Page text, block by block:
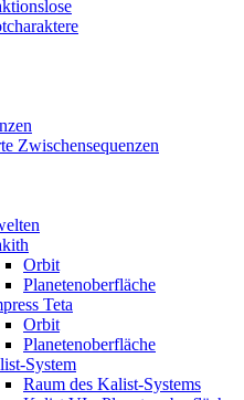
Zwischensequenzen
Orbit
Planetenoberfläche
Teta
Orbit
Planetenoberfläche
System
Raum des Kalist-Systems